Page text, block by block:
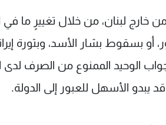
خارج لبنان، من خلال تغييرٍ ما
أو بسقوط بشار الأسد، وبثورة
الوحيد الممنوع من الصرف لدى
يبدو الأسهل للعبور إلى الدولة.